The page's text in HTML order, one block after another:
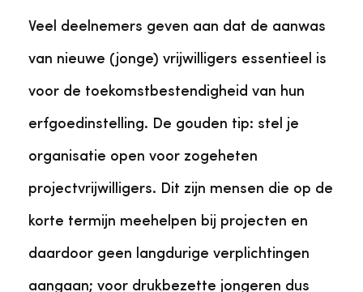
Veel deelnemers geven aan dat de aanwas
van nieuwe (jonge) vrijwilligers essentieel is
voor de toekomstbestendigheid van hun
erfgoedinstelling. De gouden tip: stel je
organisatie open voor zogeheten
projectvrijwilligers. Dit zijn mensen die op de
korte termijn meehelpen bij projecten en
daardoor geen langdurige verplichtingen
aangaan; voor drukbezette jongeren dus